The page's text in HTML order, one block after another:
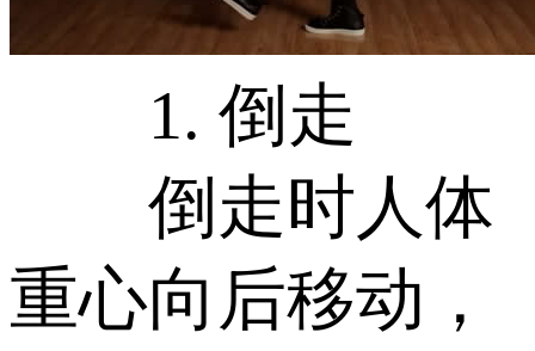
1. 倒走
倒走时人体
重心向后移动，